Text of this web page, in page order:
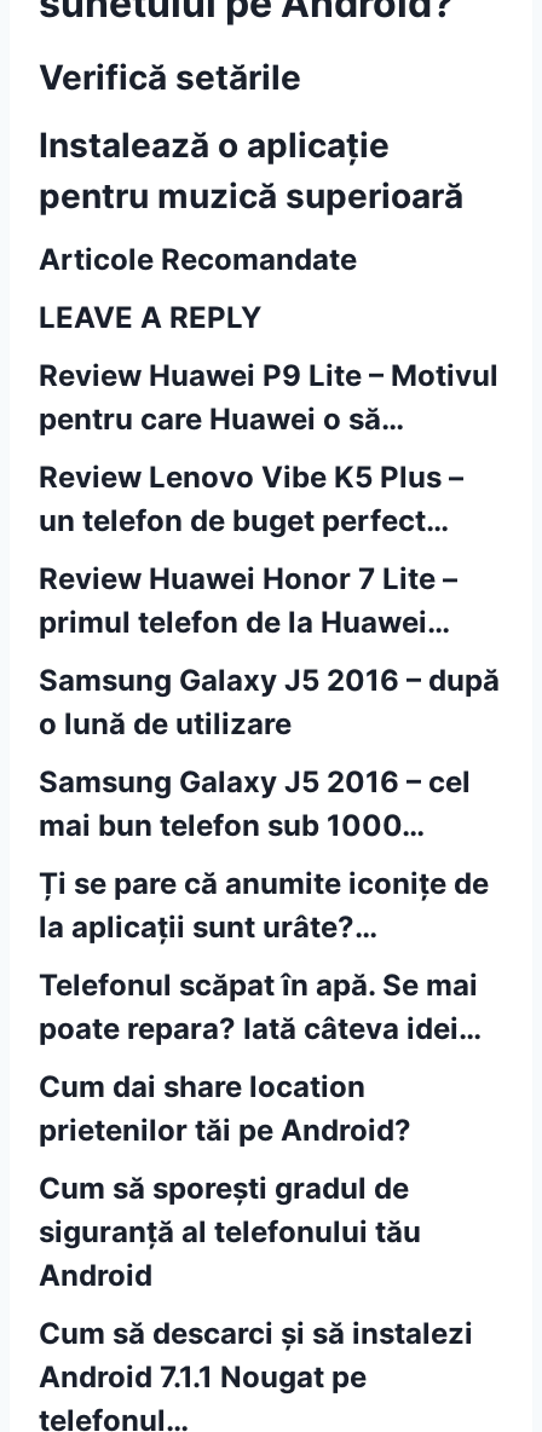
Verifică setările
Instalează o aplicație
pentru muzică superioară
Articole Recomandate
LEAVE A REPLY
Review Huawei P9 Lite – Motivul
pentru care Huawei o să…
Review Lenovo Vibe K5 Plus –
un telefon de buget perfect…
Review Huawei Honor 7 Lite –
primul telefon de la Huawei…
Samsung Galaxy J5 2016 – după
o lună de utilizare
Samsung Galaxy J5 2016 – cel
mai bun telefon sub 1000…
Ți se pare că anumite iconițe de
la aplicații sunt urâte?…
Telefonul scăpat în apă. Se mai
poate repara? Iată câteva idei…
Cum dai share location
prietenilor tăi pe Android?
Cum să sporești gradul de
siguranță al telefonului tău
Android
Cum să descarci și să instalezi
Android 7.1.1 Nougat pe
telefonul…